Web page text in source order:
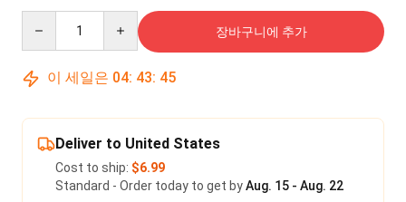
장바구니에 추가
이 세일은 04: 43: 45
Deliver to United States
Cost to ship: $6.99
Standard - Order today to get byAug. 15 - Aug. 22